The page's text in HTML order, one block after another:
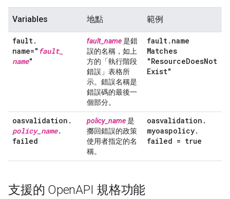
Variables 地點 範例
fault.
name=" fault_
name"
fault_name是錯
誤的名稱，如上
方的「執行階段
錯誤」 表格所
示。錯誤名稱是
錯誤碼的最後一
個部分。
fault. name
Matches
"ResourceDoesNot
Exist"
oasvalidation .
policy_ name.
failed
policy_name是
擲回錯誤的政策
使用者指定的名
稱。
oasvalidation .
myoaspolicy.
failed = true
支援的 OpenAPI 規格功能